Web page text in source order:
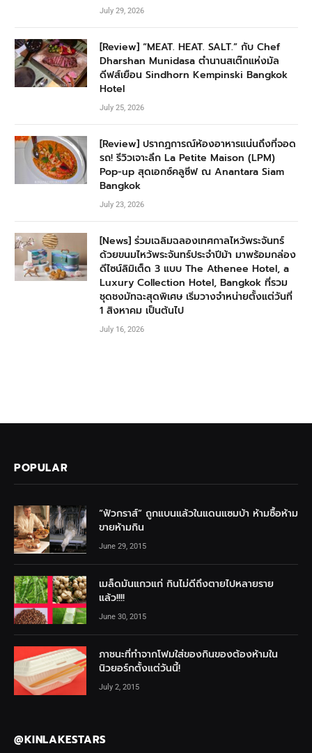
July 29, 2026
[Review] “MEAT. HEAT. SALT.” กับ Chef
Dharshan Munidasa ตำนานสเต๊กแห่งมัล
ดีฟส์เยือน Sindhorn Kempinski Bangkok
Hotel
July 25, 2026
[Review] ปรากฏการณ์ห้องอาหารแน่นถึงที่จอด
รถ! รีวิวเจาะลึก La Petite Maison (LPM)
Pop-up สุดเอกซ์คลูซีฟ ณ Anantara Siam
Bangkok
July 23, 2026
[News] ร่วมเฉลิมฉลองเทศกาลไหว้พระจันทร์
ด้วยขนมไหว้พระจันทร์ประจำปีม้า มาพร้อมกล่อง
ดีไซน์ลิมิเต็ด 3 แบบ The Athenee Hotel, a
Luxury Collection Hotel, Bangkok ที่รวม
ชุดชงมัทฉะสุดพิเศษ เริ่มวางจำหน่ายตั้งแต่วันที่
1 สิงหาคม เป็นต้นไป
July 16, 2026
POPULAR
“ฟัวกราส์” ถูกแบนแล้วในแดนแซมบ้า ห้ามซื้อห้าม
ขายห้ามกิน
June 29, 2015
เมล็ดมันแกวแก่ กินไม่ดีถึงตายไปหลายราย
แล้ว!!!!
June 30, 2015
ภาชนะที่ทำจากโฟมใส่ของกินของต้องห้ามใน
นิวยอร์กตั้งแต่วันนี้!
July 2, 2015
@KINLAKESTARS